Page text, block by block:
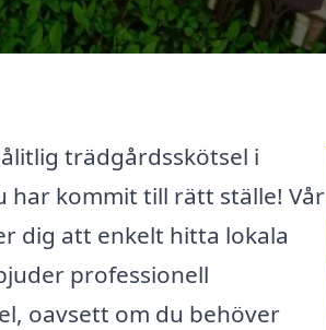
trädgårdsskötsel i
har kommit till rätt ställe! Vår
dig att enkelt hitta lokala
professionell
oavsett om du behöver